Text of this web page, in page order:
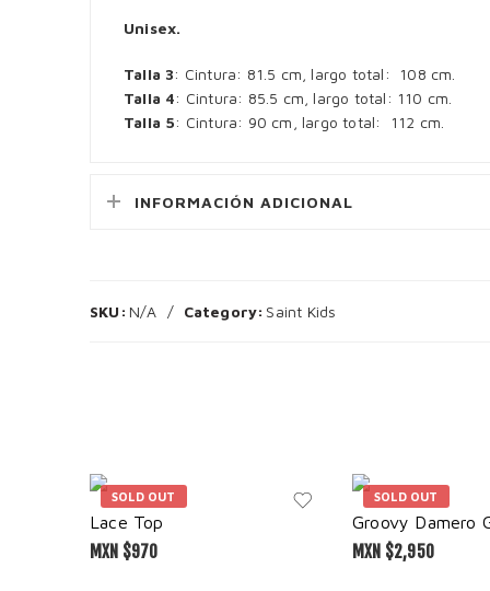
Unisex.
Talla 3: Cintura: 81.5 cm, largo total: 108 cm.
Talla 4: Cintura: 85.5 cm, largo total: 110 cm.
Talla 5: Cintura: 90 cm, largo total: 112 cm.
INFORMACIÓN ADICIONAL
SKU: N/A Category: Saint Kids
SOLD OUT
Lace Top
MXN $970
SOLD OUT
Groovy Damero
MXN $2,950